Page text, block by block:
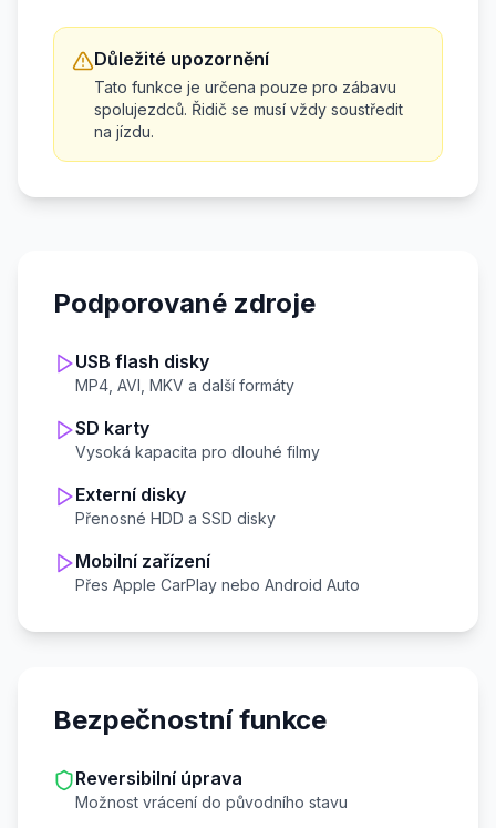
Důležité upozornění
Tato funkce je určena pouze pro zábavu
spolujezdců. Řidič se musí vždy soustředit
na jízdu.
Podporované zdroje
USB flash disky
MP4, AVI, MKV a další formáty
SD karty
Vysoká kapacita pro dlouhé filmy
Externí disky
Přenosné HDD a SSD disky
Mobilní zařízení
Přes Apple CarPlay nebo Android Auto
Bezpečnostní funkce
Reversibilní úprava
Možnost vrácení do původního stavu